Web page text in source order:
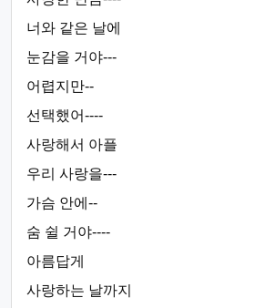
너와 같은 날에
눈감을 거야---
어렵지만--
선택했어----
사랑해서 아플
우리 사랑을---
가슴 안에--
숨 쉴 거야----
아름답게
사랑하는 날까지